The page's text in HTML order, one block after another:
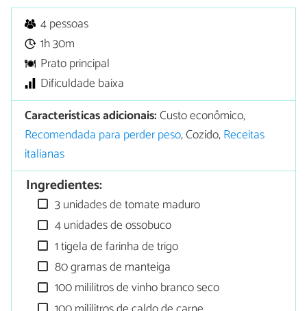
4 pessoas
1h 30m
Prato principal
Dificuldade baixa
Características adicionais:Custo econômico,
Recomendada para perder peso, Cozido,Receitas
italianas
Ingredientes:
3 unidades de tomate maduro
4 unidades de ossobuco
1 tigela de farinha de trigo
80 gramas de manteiga
100 mililitros de vinho branco seco